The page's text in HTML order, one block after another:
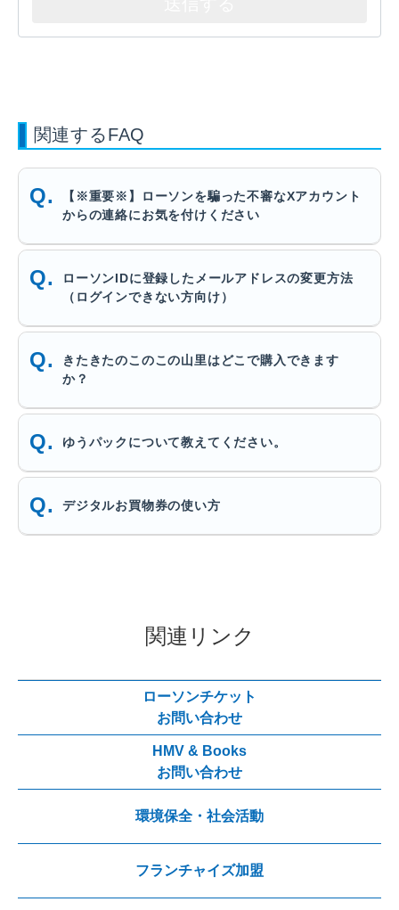
関連するFAQ
【※重要※】ローソンを騙った不審なXアカウント
からの連絡にお気を付けください
ローソンIDに登録したメールアドレスの変更方法
（ログインできない方向け）
きたきたのこのこの山里はどこで購入できます
か？
ゆうパックについて教えてください。
デジタルお買物券の使い方
関連リンク
ローソンチケット
お問い合わせ
HMV & Books
お問い合わせ
環境保全・社会活動
フランチャイズ加盟